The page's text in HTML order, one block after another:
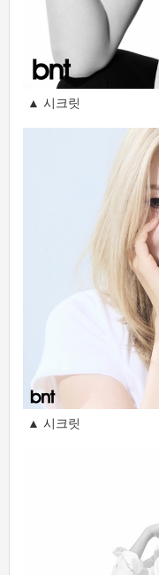
▲ 시크릿
▲ 시크릿